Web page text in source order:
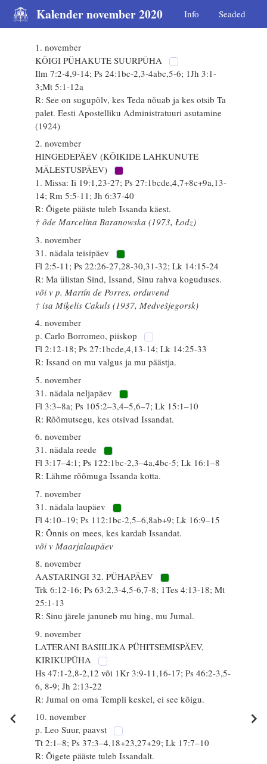
Kalender november 2020 Info Seaded
1. november
KÕIGI PÜHAKUTE SUURPÜHA
Ilm 7:2-4,9-14; Ps 24:1bc-2,3-4abc,5-6; 1Jh 3:1-
3;Mt 5:1-12a
R: See on sugupõlv, kes Teda nõuab ja kes otsib Ta
palet. Eesti Apostelliku Administratuuri asutamine
(1924)
2. november
HINGEDEPÄEV (KÕIKIDE LAHKUNUTE
MÄLESTUSPÄEV)
1. Missa: Ii 19:1,23-27; Ps 27:1bcde,4,7+8c+9a,13-
14; Rm 5:5-11; Jh 6:37-40
R: Õigete pääste tuleb Issanda käest.
† õde Marcelina Baranowska (1973, Łodz)
3. november
31. nädala teisipäev
Fl 2:5-11; Ps 22:26-27,28-30,31-32; Lk 14:15-24
R: Ma ülistan Sind, Issand, Sinu rahva koguduses.
või v p. Martín de Porres, orduvend
† isa Miķelis Cakuls (1937, Medvešjegorsk)
4. november
p. Carlo Borromeo, piiskop
Fl 2:12-18; Ps 27:1bcde,4,13-14; Lk 14:25-33
R: Issand on mu valgus ja mu päästja.
5. november
31. nädala neljapäev
Fl 3:3–8a; Ps 105:2–3,4–5,6–7; Lk 15:1–10
R: Rõõmutsegu, kes otsivad Issandat.
6. november
31. nädala reede
Fl 3:17–4:1; Ps 122:1bc-2,3–4a,4bc-5; Lk 16:1–8
R: Lähme rõõmuga Issanda kotta.
7. november
31. nädala laupäev
Fl 4:10–19; Ps 112:1bc-2,5–6,8ab+9; Lk 16:9–15
R: Õnnis on mees, kes kardab Issandat.
või v Maarjalaupäev
8. november
AASTARINGI 32. PÜHAPÄEV
Trk 6:12-16; Ps 63:2,3-4,5-6,7-8; 1Tes 4:13-18; Mt
25:1-13
R: Sinu järele januneb mu hing, mu Jumal.
9. november
LATERANI BASIILIKA PÜHITSEMISPÄEV,
KIRIKUPÜHA
Hs 47:1-2,8-2,12 või 1Kr 3:9-11,16-17; Ps 46:2-3,5-
6, 8-9; Jh 2:13-22
R: Jumal on oma Templi keskel, ei see kõigu.
10. november
p. Leo Suur, paavst
Tt 2:1–8; Ps 37:3–4,18+23,27+29; Lk 17:7–10
R: Õigete pääste tuleb Issandalt.